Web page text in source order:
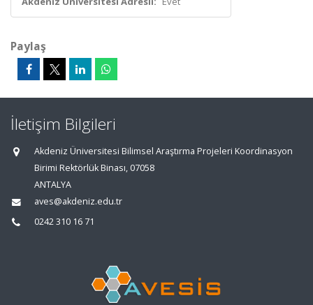
Paylaş
İletişim Bilgileri
Akdeniz Üniversitesi Bilimsel Araştırma Projeleri Koordinasyon
Birimi Rektörlük Binası, 07058
ANTALYA
aves@akdeniz.edu.tr
0242 310 16 71